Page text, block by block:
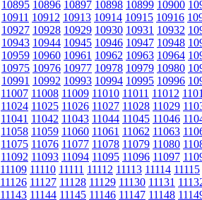
10895 10896 10897 10898 10899 10900
10911 10912 10913 10914 10915 10916
10927 10928 10929 10930 10931 10932
10943 10944 10945 10946 10947 10948
10959 10960 10961 10962 10963 10964
10975 10976 10977 10978 10979 10980
10991 10992 10993 10994 10995 10996
11007 11008 11009 11010 11011 11012
11024 11025 11026 11027 11028 11029
11041 11042 11043 11044 11045 11046
11058 11059 11060 11061 11062 11063
11075 11076 11077 11078 11079 11080
11092 11093 11094 11095 11096 11097
11109 11110 11111 11112 11113 11114 11115
11126 11127 11128 11129 11130 11131
11143 11144 11145 11146 11147 11148